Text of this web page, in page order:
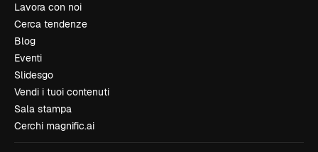
Lavora con noi
Cerca tendenze
Blog
Eventi
Slidesgo
Vendi i tuoi contenuti
Sala stampa
Cerchi magnific.ai